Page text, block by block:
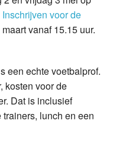
Inschrijven voor de
vanaf 15.15 uur.
een echte voetbalprof.
kosten voor de
Dat is inclusief
lunch en een